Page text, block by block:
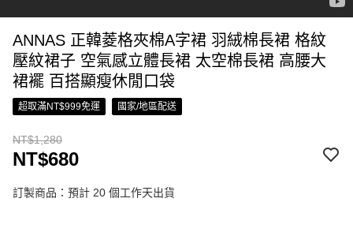
ANNAS 正韓菱格夾棉A字裙 羽絨棉長裙 格紋
壓紋裙子 空氣感立體長裙 太空棉長裙 高腰大
裙襬 百搭顯瘦休閒口袋
超取滿NT$999免運 國家/地區配送
NT$1,280
NT$680
訂製商品：預計 20 個工作天出貨